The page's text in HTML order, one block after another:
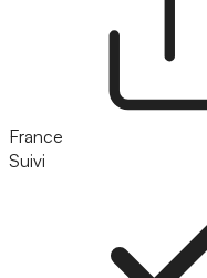
France
Suivi